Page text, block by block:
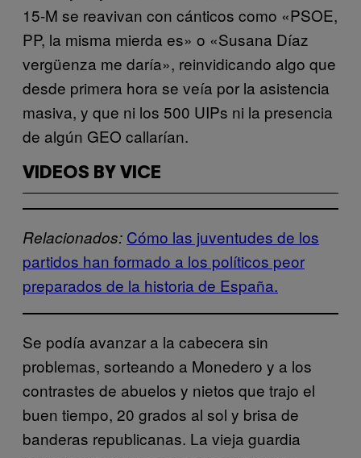
15-M se reavivan con cánticos como «PSOE,
PP, la misma mierda es» o «Susana Díaz
vergüenza me daría», reinvidicando algo que
desde primera hora se veía por la asistencia
masiva, y que ni los 500 UIPs ni la presencia
de algún GEO callarían.
VIDEOS BY VICE
Relacionados: Cómo las juventudes de los
partidos han formado a los políticos peor
preparados de la historia de España.
Se podía avanzar a la cabecera sin
problemas, sorteando a Monedero y a los
contrastes de abuelos y nietos que trajo el
buen tiempo, 20 grados al sol y brisa de
banderas republicanas. La vieja guardia